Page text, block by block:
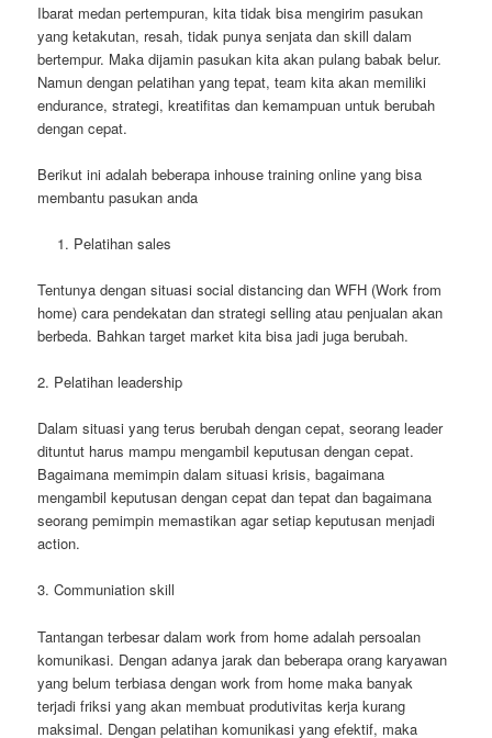
Ibarat medan pertempuran, kita tidak bisa mengirim pasukan
yang ketakutan, resah, tidak punya senjata dan skill dalam
bertempur. Maka dijamin pasukan kita akan pulang babak belur.
Namun dengan pelatihan yang tepat, team kita akan memiliki
endurance, strategi, kreatifitas dan kemampuan untuk berubah
dengan cepat.
Berikut ini adalah beberapa inhouse training online yang bisa
membantu pasukan anda
Pelatihan sales
Tentunya dengan situasi social distancing dan WFH (Work from
home) cara pendekatan dan strategi selling atau penjualan akan
berbeda. Bahkan target market kita bisa jadi juga berubah.
2. Pelatihan leadership
Dalam situasi yang terus berubah dengan cepat, seorang leader
dituntut harus mampu mengambil keputusan dengan cepat.
Bagaimana memimpin dalam situasi krisis, bagaimana
mengambil keputusan dengan cepat dan tepat dan bagaimana
seorang pemimpin memastikan agar setiap keputusan menjadi
action.
3. Communiation skill
Tantangan terbesar dalam work from home adalah persoalan
komunikasi. Dengan adanya jarak dan beberapa orang karyawan
yang belum terbiasa dengan work from home maka banyak
terjadi friksi yang akan membuat produtivitas kerja kurang
maksimal. Dengan pelatihan komunikasi yang efektif, maka